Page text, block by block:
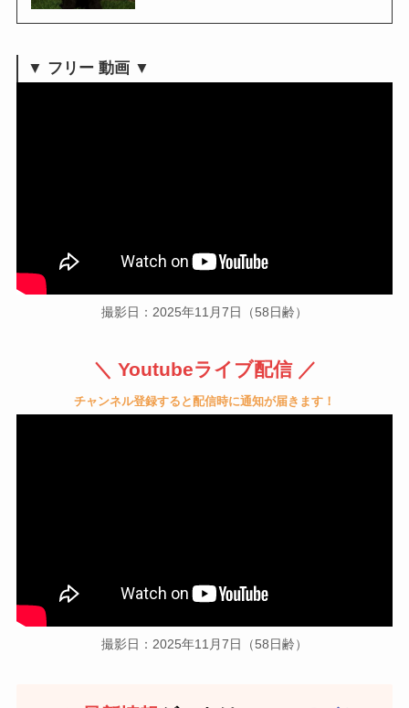
▼ フリー 動画 ▼
撮影日：2025年11月7日（58日齢）
＼ Youtubeライブ配信 ／
チャンネル登録すると配信時に通知が届きます！
撮影日：2025年11月7日（58日齢）